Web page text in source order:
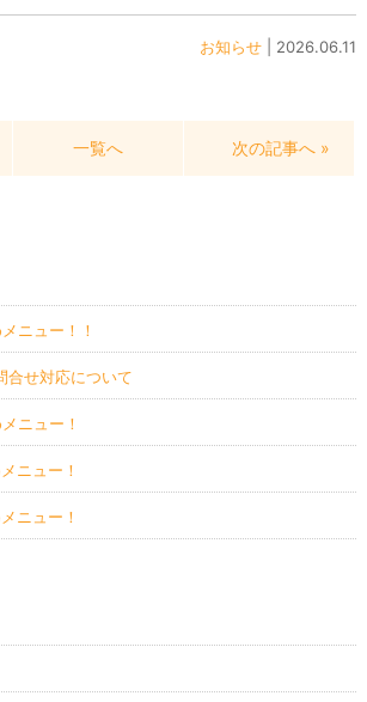
お知らせ | 2026.06.11
一覧へ 次の記事へ »
ニュー！！
合せ対応について
ニュー！
ニュー！
ニュー！